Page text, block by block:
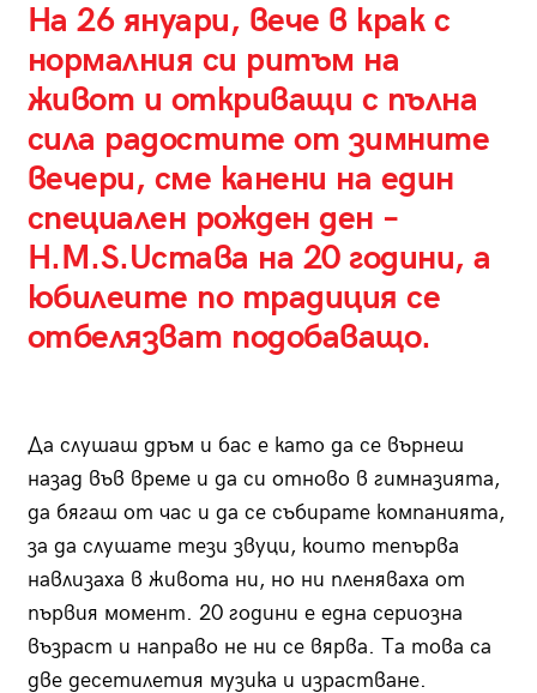
На 26 януари, вече в крак с
нормалния си ритъм на
живот и откриващи с пълна
сила радостите от зимните
вечери, сме канени на един
специален рожден ден –
H.M.S.Uстава на 20 години, а
юбилеите по традиция се
отбелязват подобаващо.
Да слушаш дръм и бас е като да се върнеш
назад във време и да си отново в гимназията,
да бягаш от час и да се събирате компанията,
за да слушате тези звуци, които тепърва
навлизаха в живота ни, но ни пленяваха от
първия момент. 20 години е една сериозна
възраст и направо не ни се вярва. Та това са
две десетилетия музика и израстване.